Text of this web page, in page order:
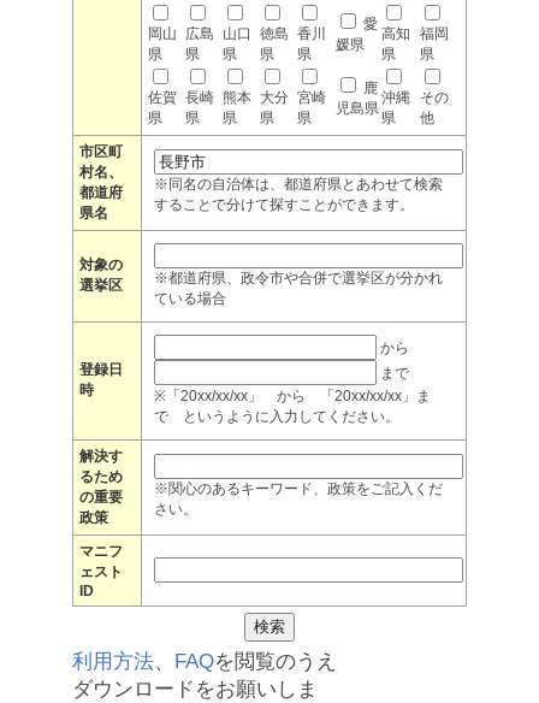
岡山
県
広島
県
山口
県
徳島
県
香川
県
愛
媛県
高知
県
福岡
県
佐賀
県
長崎
県
熊本
県
大分
県
宮崎
県
鹿
児島県
沖縄
県
その
他
市区町
村名、
都道府
県名
※同名の自治体は、都道府県とあわせて検索
することで分けて探すことができます。
対象の
選挙区
※都道府県、政令市や合併で選挙区が分かれ
ている場合
登録日
時
から
まで
※「20xx/xx/xx」 から 「20xx/xx/xx」ま
で というように入力してください。
解決す
るため
の重要
政策
※関心のあるキーワード、政策をご記入くだ
さい。
マニフ
ェスト
ID
利用方法、 FAQを閲覧のうえ
ダウンロードをお願いしま